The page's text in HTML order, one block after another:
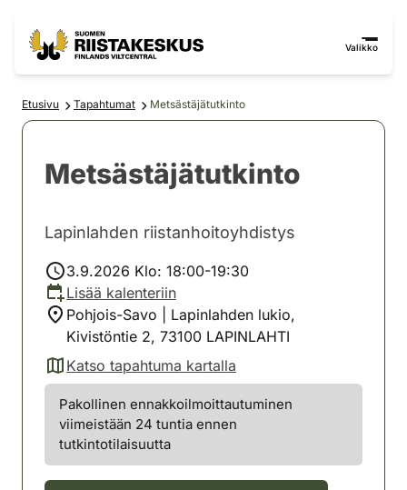
Valikko
Etusivu Tapahtumat Metsästäjätutkinto
Metsästäjätutkinto
Lapinlahden riistanhoitoyhdistys
3.9.2026 Klo: 18:00-19:30
Lisää kalenteriin
Pohjois-Savo | Lapinlahden lukio,
Kivistöntie 2, 73100 LAPINLAHTI
Katso tapahtuma kartalla
(avautuu uuteen välilehteen)
Pakollinen ennakkoilmoittautuminen
viimeistään 24 tuntia ennen
tutkintotilaisuutta